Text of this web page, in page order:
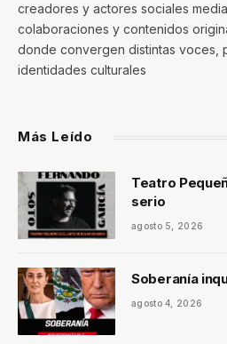
creadores y actores sociales
colaboraciones y contenidos
donde convergen distintas voces,
identidades culturales
Más Leído
Teatro
serio
agosto 5, 2026
Soberanía
agosto 4, 2026